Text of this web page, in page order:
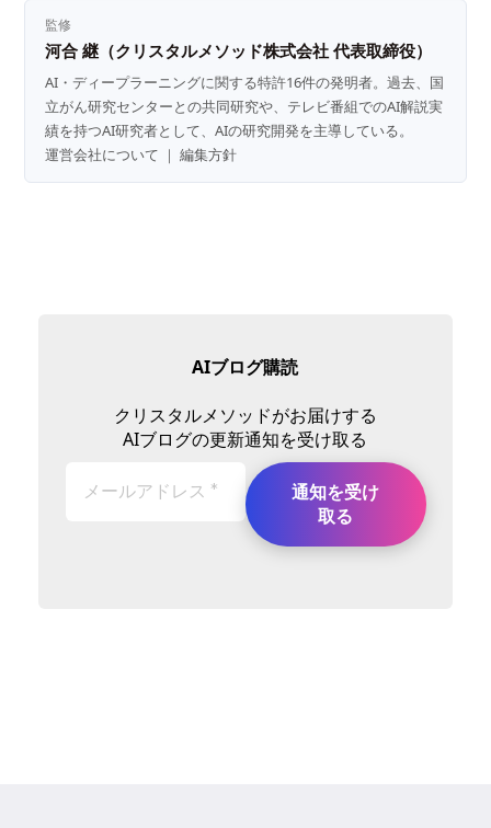
監修
河合 継（クリスタルメソッド株式会社 代表取締役）
AI・ディープラーニングに関する特許16件の発明者。過去、国
立がん研究センターとの共同研究や、テレビ番組でのAI解説実
績を持つAI研究者として、AIの研究開発を主導している。
運営会社について ｜編集方針
AIブログ購読
クリスタルメソッドがお届けする
AIブログの更新通知を受け取る